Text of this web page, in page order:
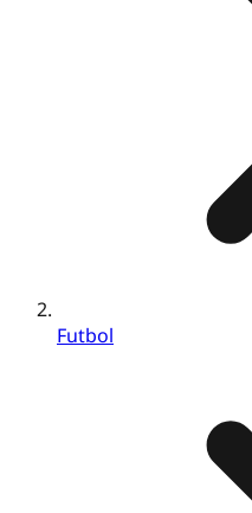
Futbol